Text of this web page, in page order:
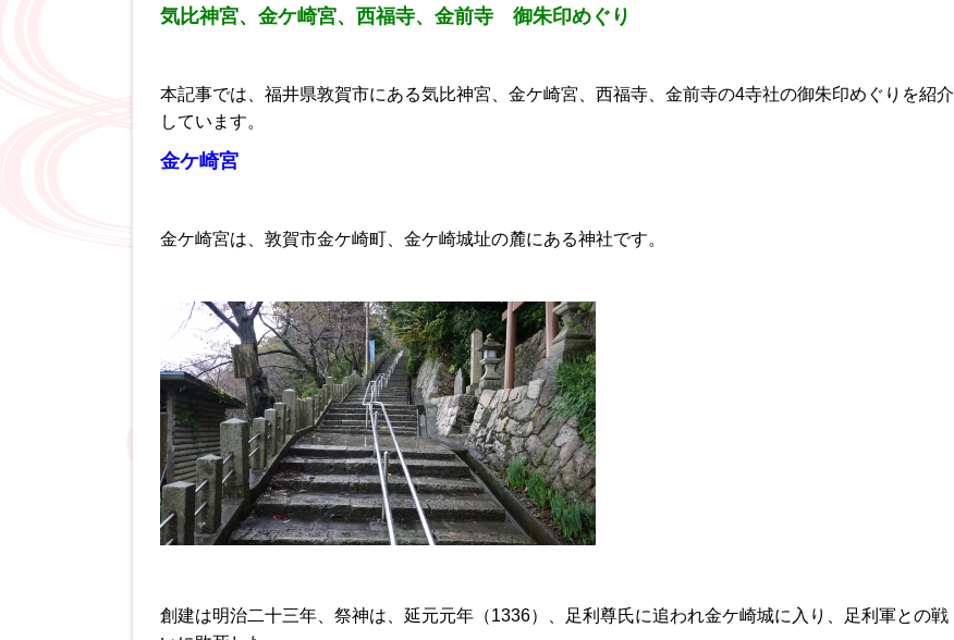
気比神宮、金ケ崎宮、西福寺、金前寺 御朱印めぐり
本記事では、福井県敦賀市にある気比神宮、金ケ崎宮、西福寺、金前寺の4寺社の御朱印めぐりを紹介
しています。
金ケ崎宮
金ケ崎宮は、敦賀市金ケ崎町、金ケ崎城址の麓にある神社です。
創建は明治二十三年、祭神は、延元元年（1336）、足利尊氏に追われ金ケ崎城に入り、足利軍との戦